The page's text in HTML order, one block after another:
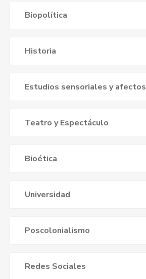
Biopolítica
Historia
Estudios sensoriales y afectos
Teatro y Espectáculo
Bioética
Universidad
Poscolonialismo
Redes Sociales